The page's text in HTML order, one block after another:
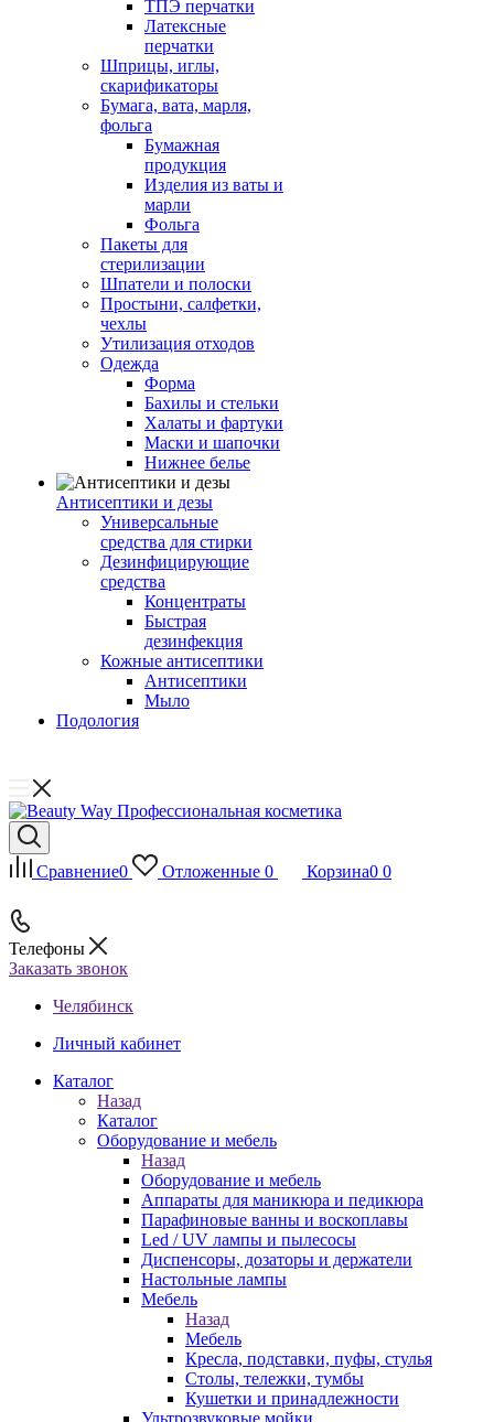
ТПЭ перчатки
Латексные
перчатки
Шприцы, иглы,
скарификаторы
Бумага, вата, марля,
фольга
Бумажная
продукция
Изделия из ваты и
марли
Фольга
Пакеты для
стерилизации
Шпатели и полоски
Простыни, салфетки,
чехлы
Утилизация отходов
Одежда
Форма
Бахилы и стельки
Халаты и фартуки
Маски и шапочки
Нижнее белье
Антисептики и дезы
Универсальные
средства для стирки
Дезинфицирующие
средства
Концентраты
Быстрая
дезинфекция
Кожные антисептики
Антисептики
Мыло
Подология
Сравнение0 Отложенные 0 Корзина0 0
Телефоны
Заказать звонок
Челябинск
Личный кабинет
Каталог
Назад
Каталог
Оборудование и мебель
Назад
Оборудование и мебель
Аппараты для маникюра и педикюра
Парафиновые ванны и воскоплавы
Led / UV лампы и пылесосы
Диспенсоры, дозаторы и держатели
Настольные лампы
Мебель
Назад
Мебель
Кресла, подставки, пуфы, стулья
Столы, тележки, тумбы
Кушетки и принадлежности
Ультрозвуковые мойки